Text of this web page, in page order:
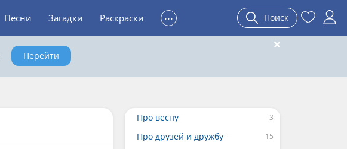
Песни Загадки Раскраски ... Поиск
Перейти
Про весну
Про друзей и дружбу